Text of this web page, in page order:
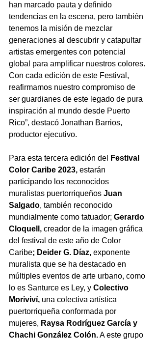
han marcado pauta y definido
tendencias en la escena, pero también
tenemos la misión de mezclar
generaciones al descubrir y catapultar
artistas emergentes con potencial
global para amplificar nuestros colores.
Con cada edición de este Festival,
reafirmamos nuestro compromiso de
ser guardianes de este legado de pura
inspiración al mundo desde Puerto
Rico”, destacó Jonathan Barrios,
productor ejecutivo.
Para esta tercera edición del
Festival
Color Caribe 2023, estarán
participando los reconocidos
muralistas puertorriqueños Juan
Salgado, también reconocido
mundialmente como tatuador; Gerardo
Cloquell, creador de la imagen gráfica
del festival de este año de Color
Caribe; Deider G. Díaz, exponente
muralista que se ha destacado en
múltiples eventos de arte urbano, como
lo es Santurce es Ley, y Colectivo
Moriviví, una colectiva artística
puertorriqueña conformada por
mujeres, Raysa Rodríguez García y
Chachi González Colón. A este grupo